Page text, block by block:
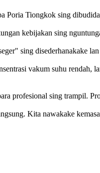
Poria Tiongkok sing
kebijakan sing
sing disederhanakake
vakum suhu rendah,
profesional sing trampil.
Kita nawakake